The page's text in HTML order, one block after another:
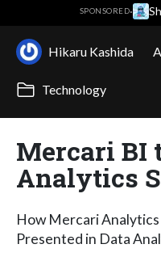
SPONSORED·
Hikaru Kashida
Technology
Mercari BI
Analytics
How Mercari Analytics
Presented in Data